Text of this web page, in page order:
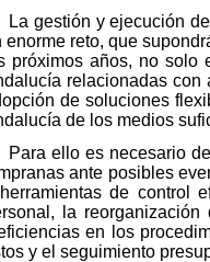
La gestión y ejecución
enorme reto, que
próximos años, no solo
relacionadas con
de soluciones
de los medios
Para ello es necesario
ante posibles
de control
la
en los
y el seguimiento